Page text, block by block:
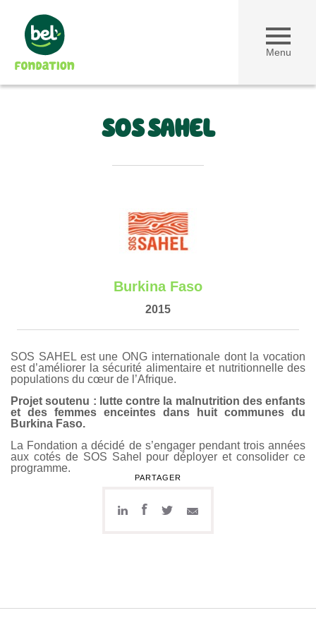
Menu
SOS SAHEL
Burkina Faso
2015
SOS SAHEL est une ONG internationale dont la vocation
est d’améliorer la sécurité alimentaire et nutritionnelle des
populations du cœur de l’Afrique.
Projet soutenu : lutte contre la malnutrition des enfants
et des femmes enceintes dans huit communes du
Burkina Faso.
La Fondation a décidé de s’engager pendant trois années
aux cotés de SOS Sahel pour déployer et consolider ce
programme.
PARTAGER